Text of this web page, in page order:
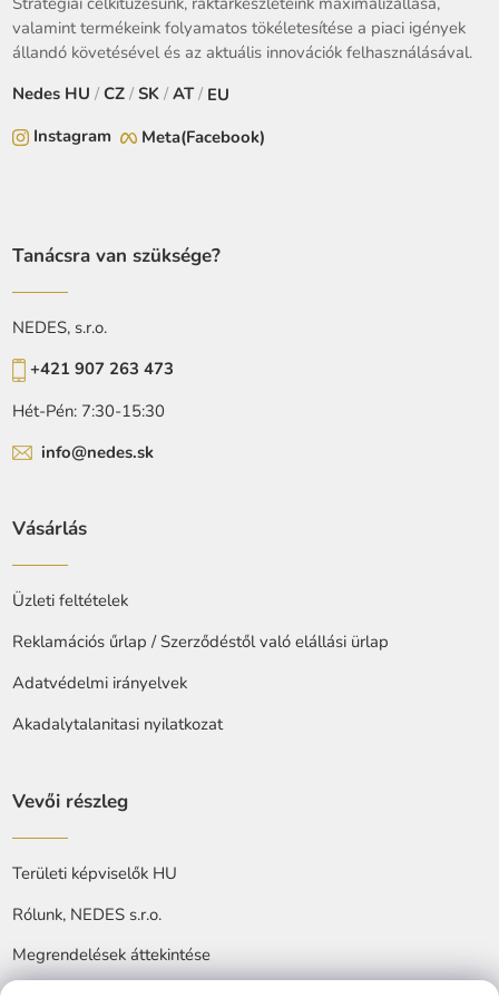
valamint termékeink folyamatos tökéletesítése a piaci igények
állandó követésével és az aktuális innovációk felhasználásával.
Nedes HU /CZ /SK / AT/ EU
Instagram
Meta(Facebook)
Tanácsra van szüksége?
NEDES, s.r.o.
+421 907 263 473
Hét-Pén: 7:30-15:30
info@nedes.sk
Vásárlás
Üzleti feltételek
Reklamációs űrlap / Szerződéstől való elállási ürlap
Adatvédelmi irányelvek
Akadalytalanitasi nyilatkozat
Vevői részleg
Területi képviselők HU
Rólunk, NEDES s.r.o.
Megrendelések áttekintése